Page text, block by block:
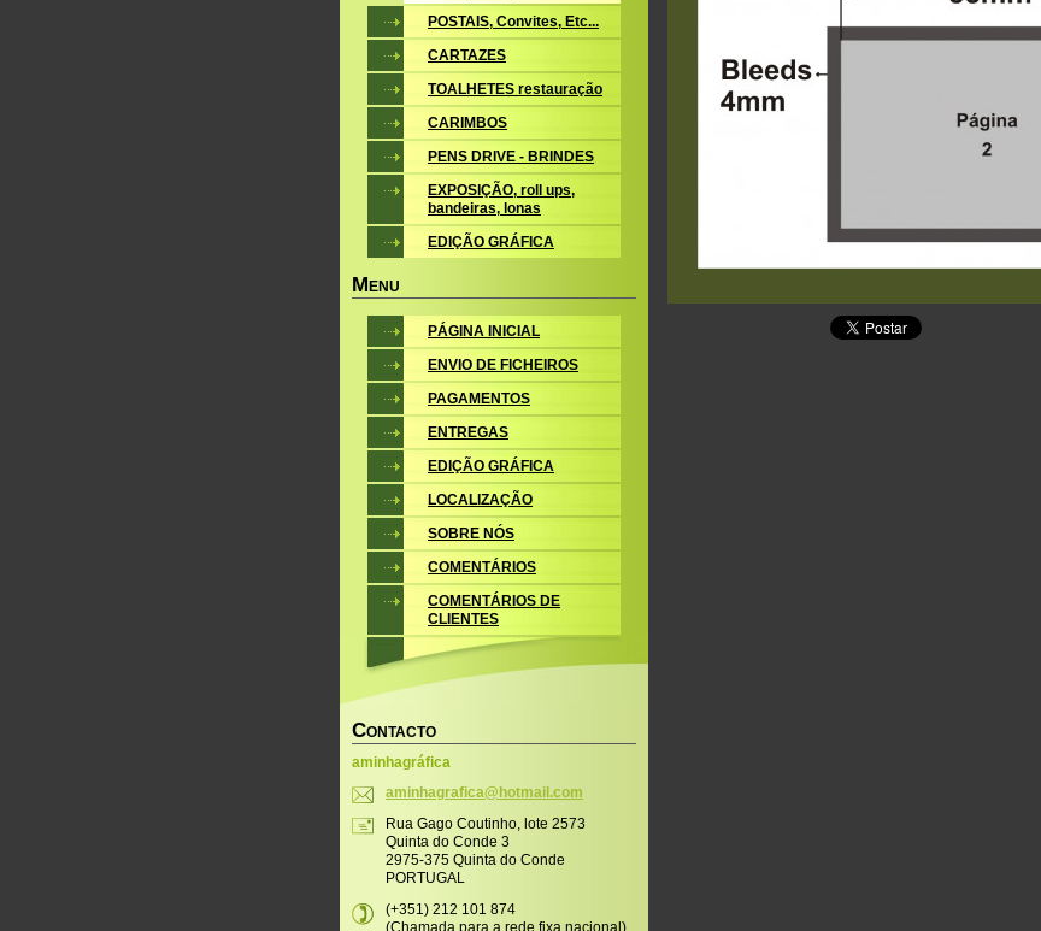
POSTAIS, Convites, Etc...
CARTAZES
TOALHETES restauração
CARIMBOS
PENS DRIVE - BRINDES
EXPOSIÇÃO, roll ups,
bandeiras, lonas
EDIÇÃO GRÁFICA
M ENU
PÁGINA INICIAL
ENVIO DE FICHEIROS
PAGAMENTOS
ENTREGAS
EDIÇÃO GRÁFICA
LOCALIZAÇÃO
SOBRE NÓS
COMENTÁRIOS
COMENTÁRIOS DE
CLIENTES
CONTACTO
aminhagráfica
aminhagrafica@hotmail.com
Rua Gago Coutinho, lote 2573
Quinta do Conde 3
2975-375 Quinta do Conde
PORTUGAL
(+351) 212 101 874
(Chamada para a rede fixa nacional)